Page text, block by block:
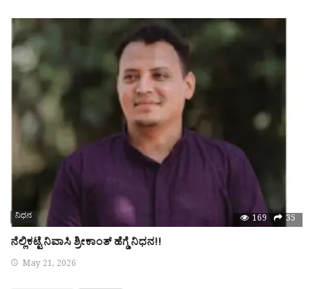
ನಿಧನ 169 35
ನೆಲ್ಲಿಕಟ್ಟೆ ನಿವಾಸಿ ಶ್ರೀಕಾಂತ್ ಹೆಗ್ಡೆ ನಿಧನ!!
May 21, 2026